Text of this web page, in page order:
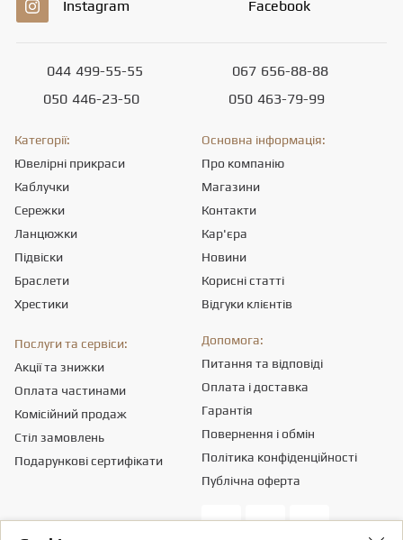
Instagram Facebook
044 499-55-55
050 446-23-50
067 656-88-88
050 463-79-99
Категорії:
Ювелірні прикраси
Каблучки
Сережки
Ланцюжки
Підвіски
Браслети
Хрестики
Основна інформація:
Про компанію
Магазини
Контакти
Кар'єра
Новини
Корисні статті
Відгуки клієнтів
Послуги та сервіси:
Акції та знижки
Оплата частинами
Комісійний продаж
Стіл замовлень
Подарункові сертифікати
Допомога:
Питання та відповіді
Оплата і доставка
Гарантія
Повернення і обмін
Політика конфіденційності
Публічна оферта